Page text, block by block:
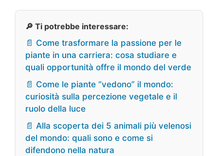
🔎 Ti potrebbe interessare:
📄 Come trasformare la passione per le
piante in una carriera: cosa studiare e
quali opportunità offre il mondo del verde
📄 Come le piante “vedono” il mondo:
curiosità sulla percezione vegetale e il
ruolo della luce
📄 Alla scoperta dei 5 animali più velenosi
del mondo: quali sono e come si
difendono nella natura